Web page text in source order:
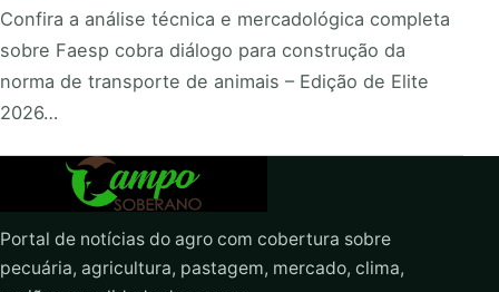
Confira a análise técnica e mercadológica completa
sobre Faesp cobra diálogo para construção da
norma de transporte de animais – Edição de Elite
2026…
Portal de notícias do agro com cobertura sobre
pecuária, agricultura, pastagem, mercado, clima,